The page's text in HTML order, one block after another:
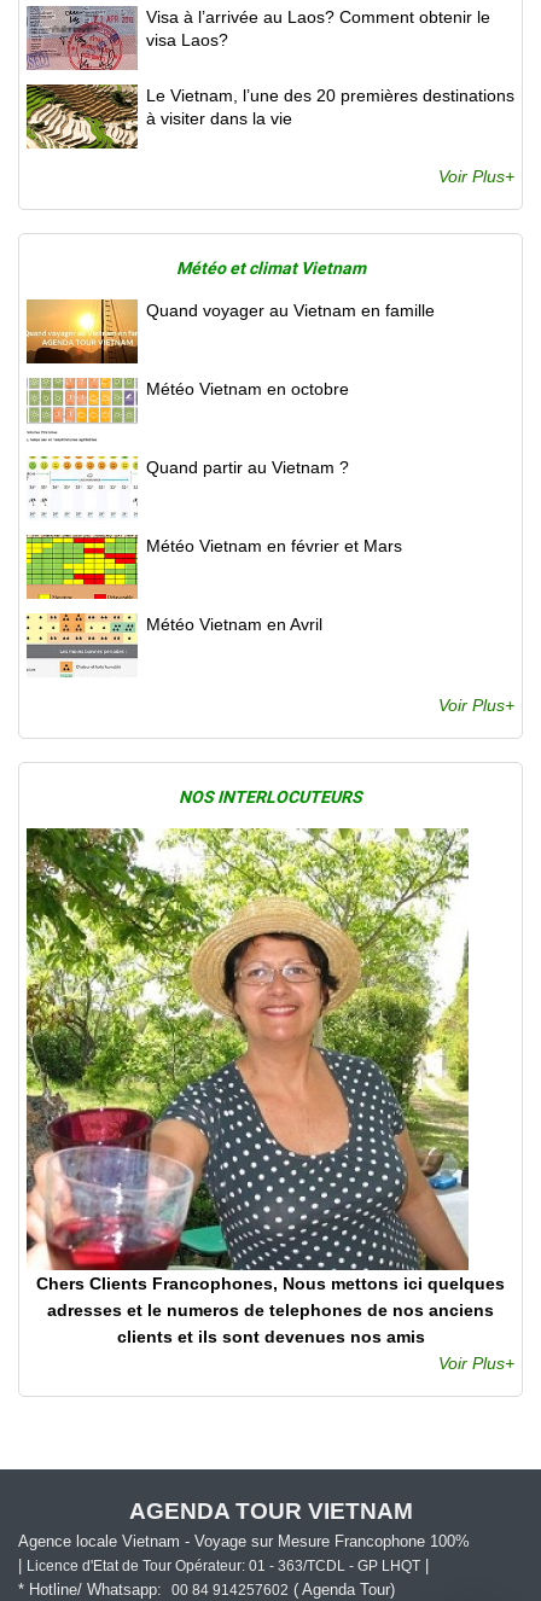
Visa à l’arrivée au Laos? Comment obtenir le
visa Laos?
Le Vietnam, l’une des 20 premières destinations
à visiter dans la vie
Voir Plus+
Météo et climat Vietnam
Quand voyager au Vietnam en famille
Météo Vietnam en octobre
Quand partir au Vietnam ?
Météo Vietnam en février et Mars
Météo Vietnam en Avril
Voir Plus+
NOS INTERLOCUTEURS
Chers Clients Francophones, Nous mettons ici quelques
adresses et le numeros de telephones de nos anciens
clients et ils sont devenues nos amis
Voir Plus+
AGENDA TOUR VIETNAM
Agence locale Vietnam - Voyage sur Mesure Francophone 100%
| Licence d'Etat de Tour Opérateur: 01 - 363/TCDL - GP LHQT |
* Hotline/ Whatsapp: 00 84 914257602 ( Agenda Tour)